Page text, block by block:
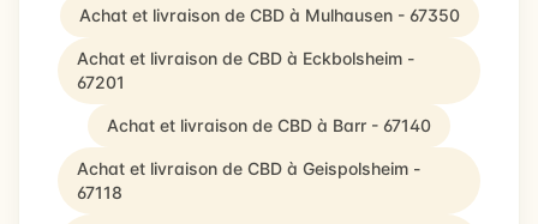
Achat et livraison de CBD à Mulhausen - 67350
Achat et livraison de CBD à Eckbolsheim -
67201
Achat et livraison de CBD à Barr - 67140
Achat et livraison de CBD à Geispolsheim -
67118